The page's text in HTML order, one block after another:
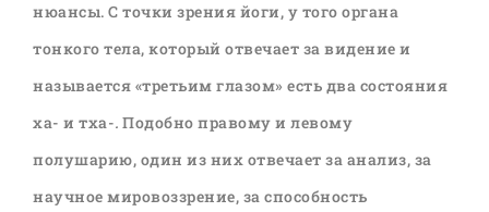
нюансы. С точки зрения йоги, у того органа
тонкого тела, который отвечает за видение и
называется «третьим глазом» есть два состояния
ха- и тха-. Подобно правому и левому
полушарию, один из них отвечает за анализ, за
научное мировоззрение, за способность